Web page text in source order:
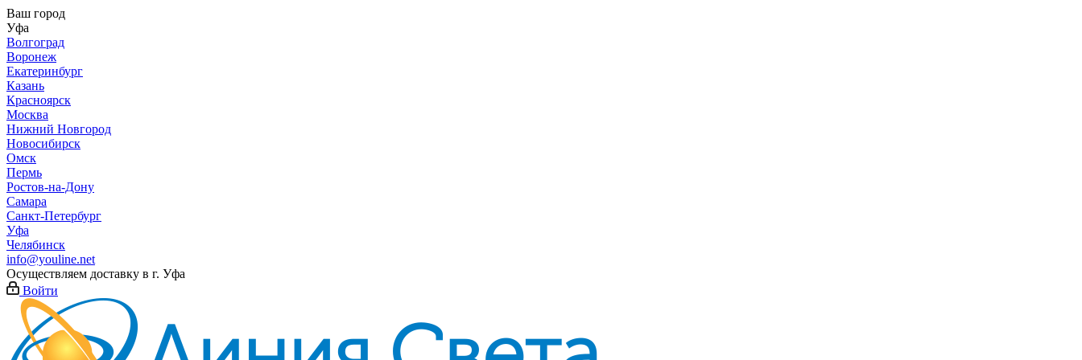
Ваш город
Уфа
Волгоград
Воронеж
Екатеринбург
Казань
Красноярск
Москва
Нижний Новгород
Новосибирск
Омск
Пермь
Ростов-на-Дону
Самара
Санкт-Петербург
Уфа
Челябинск
info@youline.net
Осуществляем доставку в г. Уфа
Войти